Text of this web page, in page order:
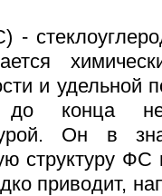
и удельной
конца
Он в
структуру ФС
приводит,